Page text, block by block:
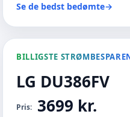
Se de bedst bedømte→
BILLIGSTE
LG DU386FV
Pris: 3699 kr.